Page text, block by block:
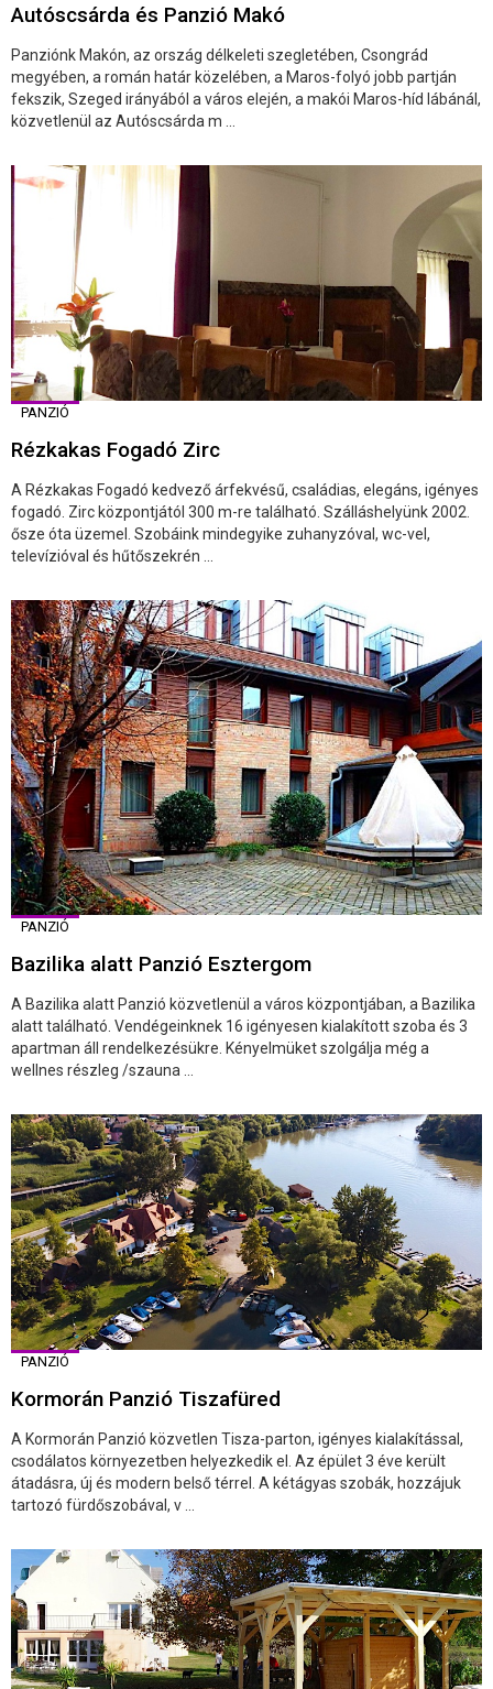
Autóscsárda és Panzió Makó
Panziónk Makón, az ország délkeleti szegletében, Csongrád
megyében, a román határ közelében, a Maros-folyó jobb partján
fekszik, Szeged irányából a város elején, a makói Maros-híd lábánál,
közvetlenül az Autóscsárda m ...
PANZIÓ
Rézkakas Fogadó Zirc
A Rézkakas Fogadó kedvező árfekvésű, családias, elegáns, igényes
fogadó. Zirc központjától 300 m-re található. Szálláshelyünk 2002.
ősze óta üzemel. Szobáink mindegyike zuhanyzóval, wc-vel,
televízióval és hűtőszekrén ...
PANZIÓ
Bazilika alatt Panzió Esztergom
A Bazilika alatt Panzió közvetlenül a város központjában, a Bazilika
alatt található. Vendégeinknek 16 igényesen kialakított szoba és 3
apartman áll rendelkezésükre. Kényelmüket szolgálja még a
wellnes részleg /szauna ...
PANZIÓ
Kormorán Panzió Tiszafüred
A Kormorán Panzió közvetlen Tisza-parton, igényes kialakítással,
csodálatos környezetben helyezkedik el. Az épület 3 éve került
átadásra, új és modern belső térrel. A kétágyas szobák, hozzájuk
tartozó fürdőszobával, v ...